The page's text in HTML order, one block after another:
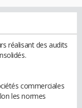
réalisant des audits
commerciales
les normes